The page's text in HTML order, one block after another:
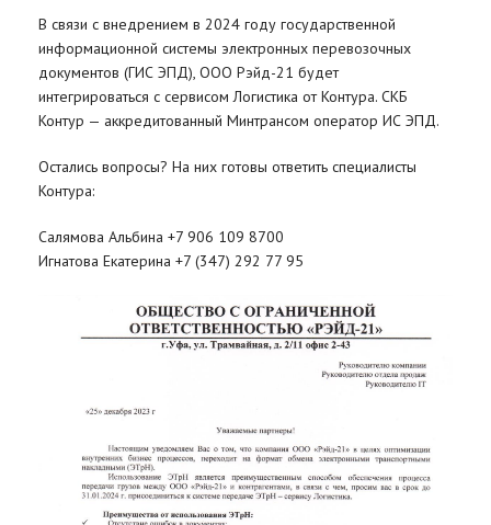
В связи с внедрением в 2024 году государственной
информационной системы электронных перевозочных
документов (ГИС ЭПД), ООО Рэйд-21 будет
интегрироваться с сервисом Логистика от Контура. СКБ
Контур — аккредитованный Минтрансом оператор ИС ЭПД.
Остались вопросы? На них готовы ответить специалисты
Контура:
Салямова Альбина +7 906 109 8700
Игнатова Екатерина +7 (347) 292 77 95